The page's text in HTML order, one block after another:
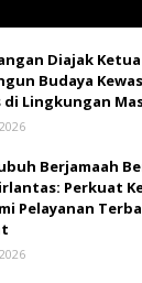
Diajak Ketua
Budaya
di Lingkungan
Berjamaah
Perkuat
Pelayanan